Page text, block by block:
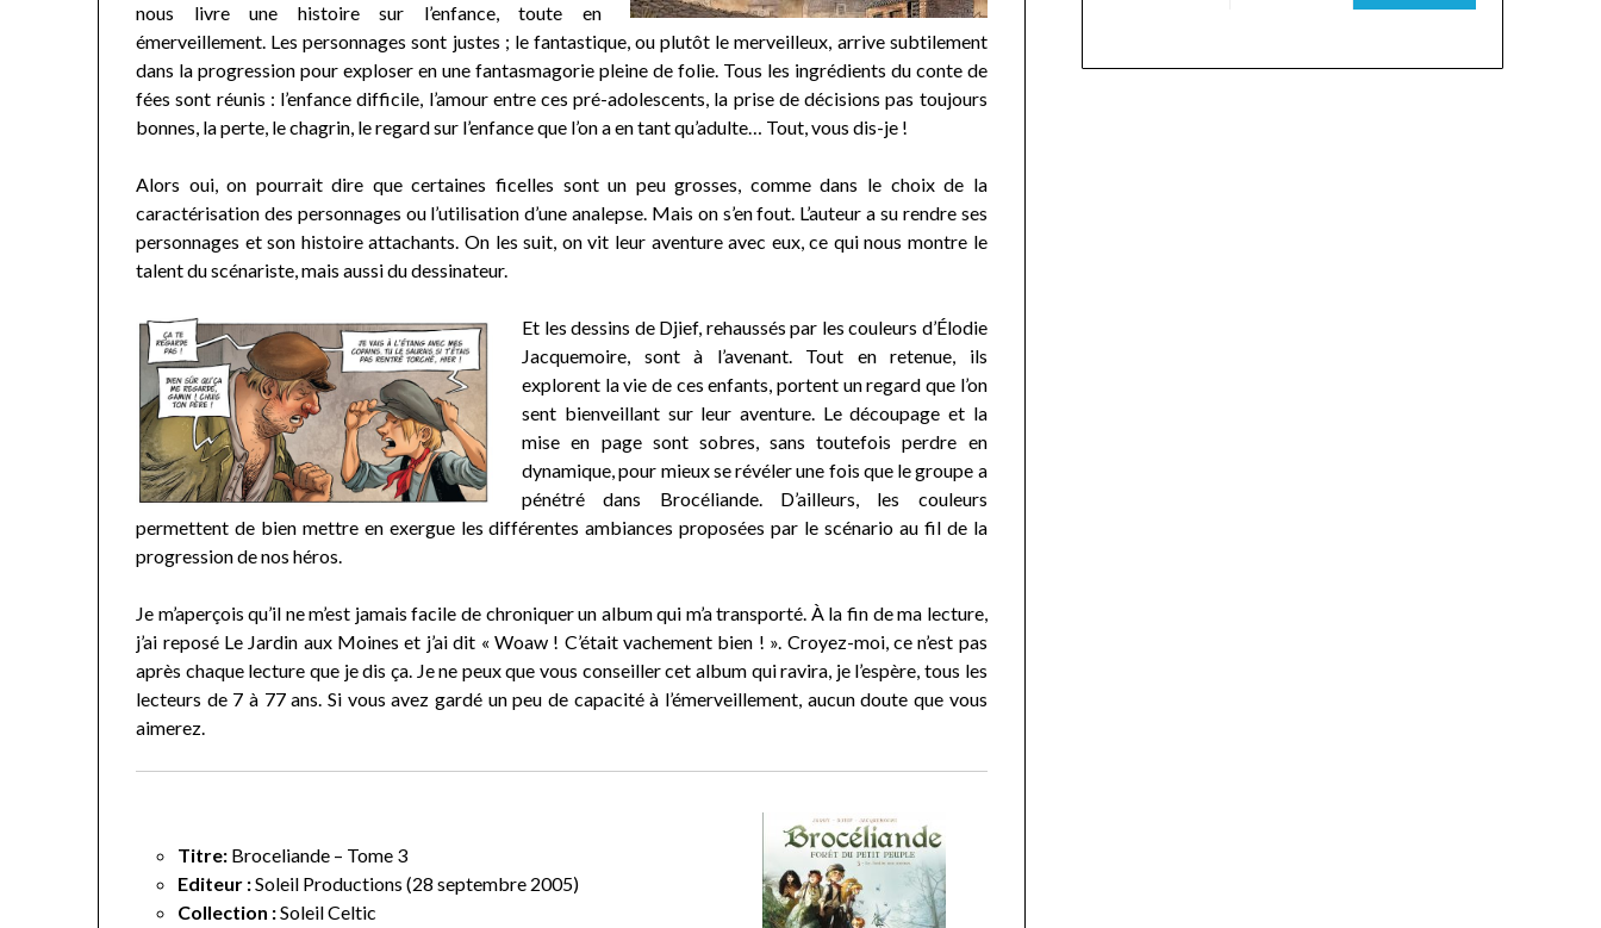
nous livre une histoire sur l’enfance, toute en
émerveillement. Les personnages sont justes ; le fantastique, ou plutôt le merveilleux, arrive subtilement
dans la progression pour exploser en une fantasmagorie pleine de folie. Tous les ingrédients du conte de
fées sont réunis : l’enfance difficile, l’amour entre ces pré-adolescents, la prise de décisions pas toujours
bonnes, la perte, le chagrin, le regard sur l’enfance que l’on a en tant qu’adulte… Tout, vous dis-je !
Alors oui, on pourrait dire que certaines ficelles sont un peu grosses, comme dans le choix de la
caractérisation des personnages ou l’utilisation d’une analepse. Mais on s’en fout. L’auteur a su rendre ses
personnages et son histoire attachants. On les suit, on vit leur aventure avec eux, ce qui nous montre le
talent du scénariste, mais aussi du dessinateur.
Et les dessins de Djief, rehaussés par les couleurs d’Élodie
Jacquemoire, sont à l’avenant. Tout en retenue, ils
explorent la vie de ces enfants, portent un regard que l’on
sent bienveillant sur leur aventure. Le découpage et la
mise en page sont sobres, sans toutefois perdre en
dynamique, pour mieux se révéler une fois que le groupe a
pénétré dans Brocéliande. D’ailleurs, les couleurs
permettent de bien mettre en exergue les différentes ambiances proposées par le scénario au fil de la
progression de nos héros.
Je m’aperçois qu’il ne m’est jamais facile de chroniquer un album qui m’a transporté. À la fin de ma lecture,
j’ai reposé Le Jardin aux Moines et j’ai dit « Woaw ! C’était vachement bien ! ». Croyez-moi, ce n’est pas
après chaque lecture que je dis ça. Je ne peux que vous conseiller cet album qui ravira, je l’espère, tous les
lecteurs de 7 à 77 ans. Si vous avez gardé un peu de capacité à l’émerveillement, aucun doute que vous
aimerez.
Titre: Broceliande – Tome 3
Editeur :Soleil Productions (28 septembre 2005)
Collection :Soleil Celtic